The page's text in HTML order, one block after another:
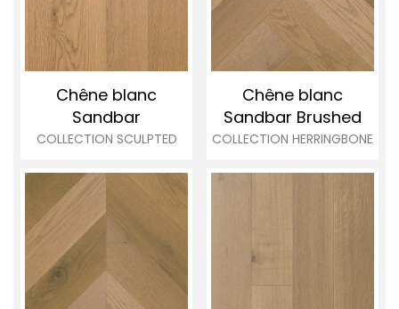
Chêne blanc
Sandbar
COLLECTION SCULPTED
Chêne blanc
Sandbar Brushed
COLLECTION HERRINGBONE